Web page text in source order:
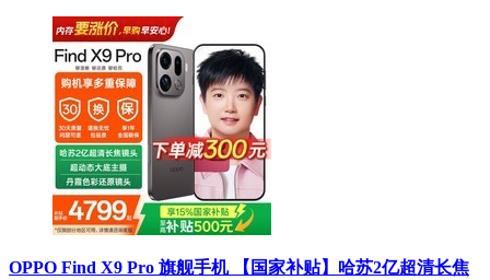
OPPO Find X9 Pro 旗舰手机 【国家补贴】哈苏2亿超清长焦